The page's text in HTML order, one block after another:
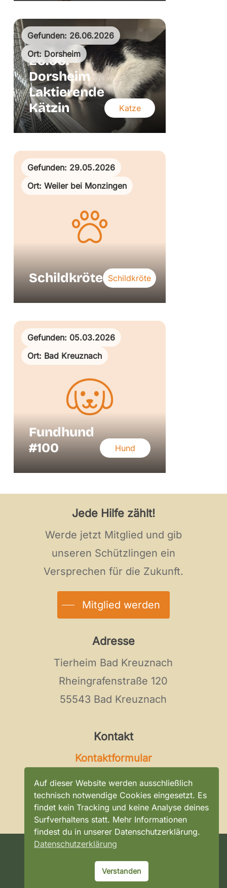
Gefunden: 26.06.2026
Ort: Dorsheim
26.06.
Dorsheim
Laktierende
Kätzin
Katze
Gefunden: 29.05.2026
Ort: Weiler bei Monzingen
Schildkröte Schildkröte
Gefunden: 05.03.2026
Ort: Bad Kreuznach
Fundhund
#100
Hund
Jede Hilfe zählt!
Werde jetzt Mitglied und gib
unseren Schützlingen ein
Versprechen für die Zukunft.
Mitglied werden
Adresse
Tierheim Bad Kreuznach
Rheingrafenstraße 120
55543 Bad Kreuznach
Kontakt
Kontaktformular
E-Mail: kontakt@tierheim-bad-
kreuznach.de
Datenschutz
Impressum
Auf dieser Website werden ausschließlich
technisch notwendige Cookies eingesetzt. Es
findet kein Tracking und keine Analyse deines
Surfverhaltens statt. Mehr Informationen
findest du in unserer Datenschutzerklärung.
Datenschutzerklärung
Verstanden